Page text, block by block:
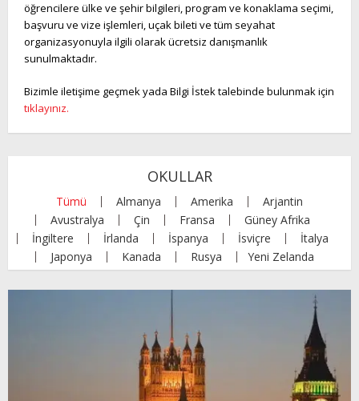
öğrencilere ülke ve şehir bilgileri, program ve konaklama seçimi,
başvuru ve vize işlemleri, uçak bileti ve tüm seyahat
organizasyonuyla ilgili olarak ücretsiz danışmanlık
sunulmaktadır.
Bizimle iletişime geçmek yada Bilgi İstek talebinde bulunmak için
tıklayınız.
OKULLAR
Tümü Almanya Amerika
Arjantin
Avustralya
Çin Fransa
Güney Afrika
İngiltere
İrlanda İspanya İsviçre
İtalya
Japonya
Kanada Rusya Yeni Zelanda